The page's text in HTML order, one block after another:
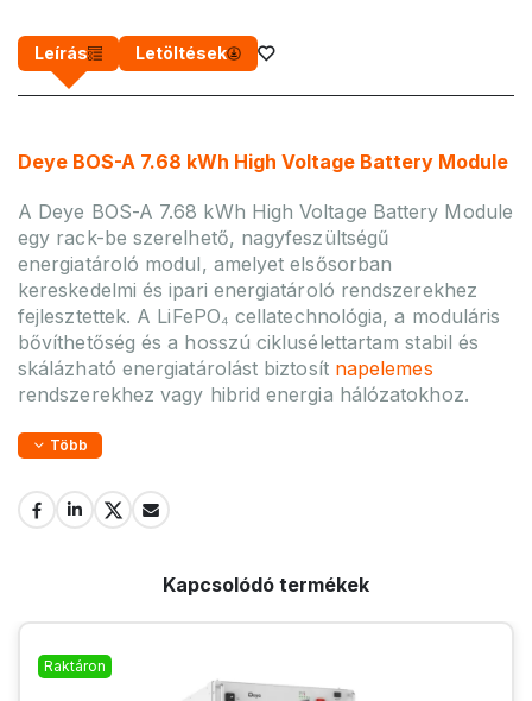
Leírás Letöltések
Deye BOS-A 7.68 kWh High Voltage Battery Module
A Deye BOS-A 7.68 kWh High Voltage Battery Module
egy rack-be szerelhető, nagyfeszültségű
energiatároló modul, amelyet elsősorban
kereskedelmi és ipari energiatároló rendszerekhez
fejlesztettek. A LiFePO₄ cellatechnológia, a moduláris
bővíthetőség és a hosszú ciklusélettartam stabil és
skálázható energiatárolást biztosít napelemes
rendszerekhez vagy hibrid energia hálózatokhoz.
Több
Kapcsolódó termékek
Raktáron